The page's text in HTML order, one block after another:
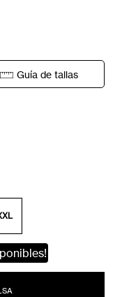
Guía de tallas